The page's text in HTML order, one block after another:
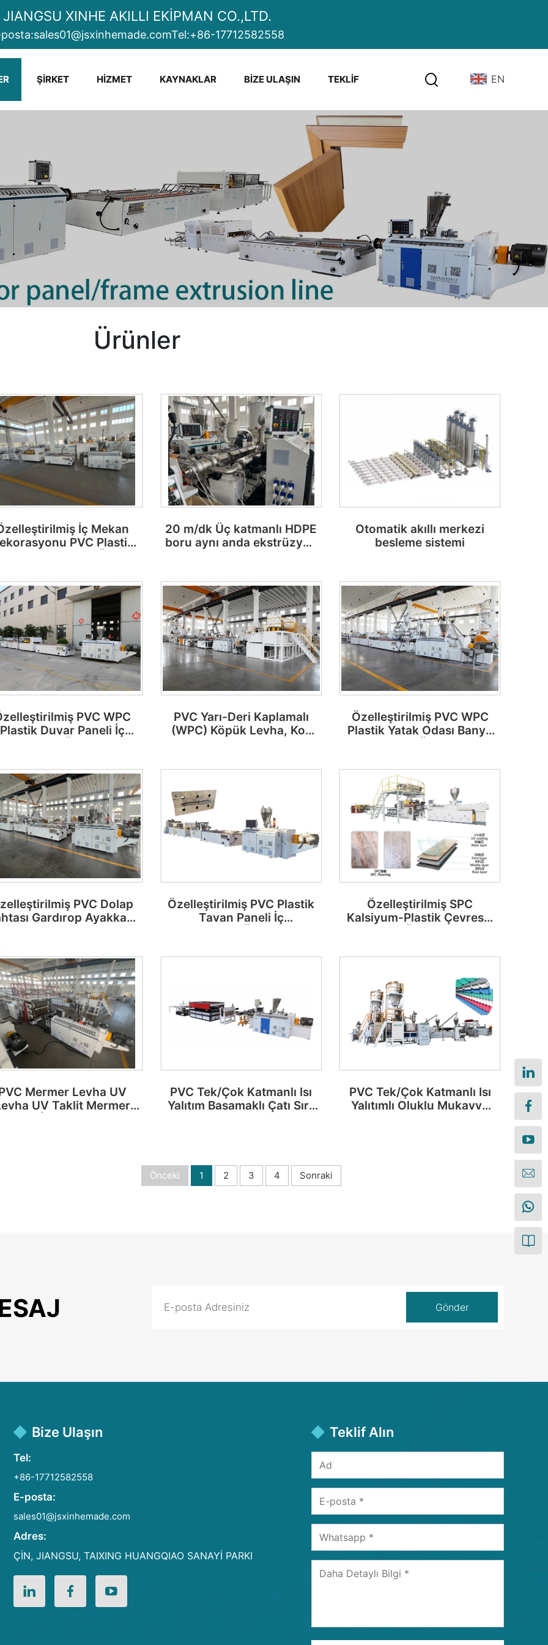
JIANGSU XINHE AKILLI EKİPMAN CO.,LTD.
sales01@jsxinhemade.comTel:+86-17712582558
ŞIRKET HIZMET KAYNAKLAR BIZE ULAŞIN TEKLIF EN
Ürünler
İç Mekan
PVC Plastik
20 m/dk Üç katmanlı HDPE
boru aynı anda ekstrüzyon
Otomatik akıllı merkezi
besleme sistemi
PVC WPC
Plastik Duvar Paneli İç
PVC Yarı-Deri Kaplamalı
(WPC) Köpük Levha, Ko-
Özelleştirilmiş PVC WPC
Plastik Yatak Odası Banyo
PVC Dolap
Gardırop Ayakkabı
Özelleştirilmiş PVC Plastik
Tavan Paneli İç
Özelleştirilmiş SPC
Kalsiyum-Plastik Çevresel
Mermer Levha UV
UV Taklit Mermer
PVC Tek/Çok Katmanlı Isı
Yalıtım Basamaklı Çatı Sırlı
PVC Tek/Çok Katmanlı Isı
Yalıtımlı Oluklu Mukavva
Önceki 1 2 3 4 Sonraki
Bize Ulaşın
Tel:
+86-17712582558
E-posta:
sales01@jsxinhemade.com
Adres:
ÇİN, JIANGSU, TAIXING HUANGQIAO SANAYİ PARKI
Teklif Alın